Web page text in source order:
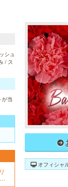
シュ
/ ス
が当
オフィシャ